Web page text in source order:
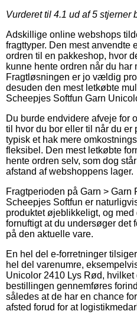
Vurderet til 4.1 ud af 5 stjerner
Adskillige online webshops
fragttyper. Den mest anvendte
ordren til en pakkeshop, hvor
kunne hente ordren når du har
Fragtløsningen er jo vældig
desuden den mest letkøbte
Scheepjes Softfun Garn
Du burde endvidere afveje for
til hvor du bor eller til når du er
typisk et hak mere
fleksibel. Den mest letkøbte
hente ordren selv, som dog
afstand af webshoppens lager.
Fragtperioden på Garn > Garn
Scheepjes Softfun er
produktet øjeblikkeligt, og med
fornuftigt at du undersøger det
på den aktuelle vare.
En hel del e-forretninger
hel del varenumre,
Unicolor 2410 Lys Rød,
bestillingen gennemføres
således at de har en chance
afsted forud for at